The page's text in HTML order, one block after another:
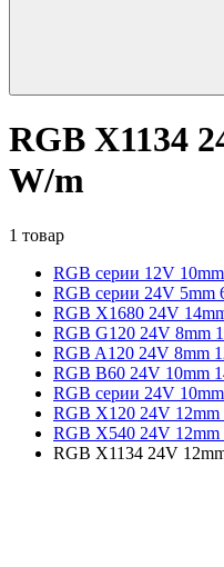
RGB X1134
W/m
1 товар
RGB серии 12V
RGB серии 24V 5mm
RGB X1680 24V
RGB G120 24V 8mm
RGB A120 24V 8mm
RGB B60 24V 10mm
RGB серии 24V
RGB X120 24V
RGB X540 24V
RGB X1134 24V